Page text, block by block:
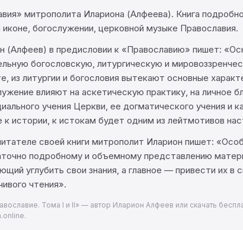
митрополита Илариона (Алфеева). Книга
богослужении, церковной музыке Православия.
(Алфеев) в предисловии к «Православию» пишет:
богословскую, литургическую и
из литургии и богословия вытекают основные
влияют на аскетическую практику, на личное
учения Церкви, ее догматического учения
истории, к истокам будет одним из лейтмотивов
своей книги митрополит Иларион пишет:
подробному и объемному представлению
углубить свои знания, а главное — привести их
чтения».
Тома I и II» — автор Иларион Алфеев или скачать